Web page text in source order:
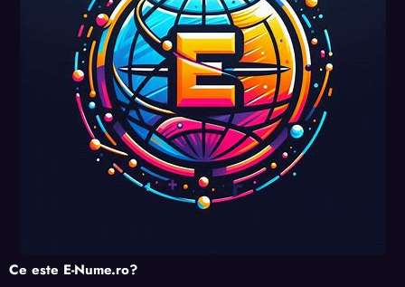
te
te
Ce este E-Nume.ro?